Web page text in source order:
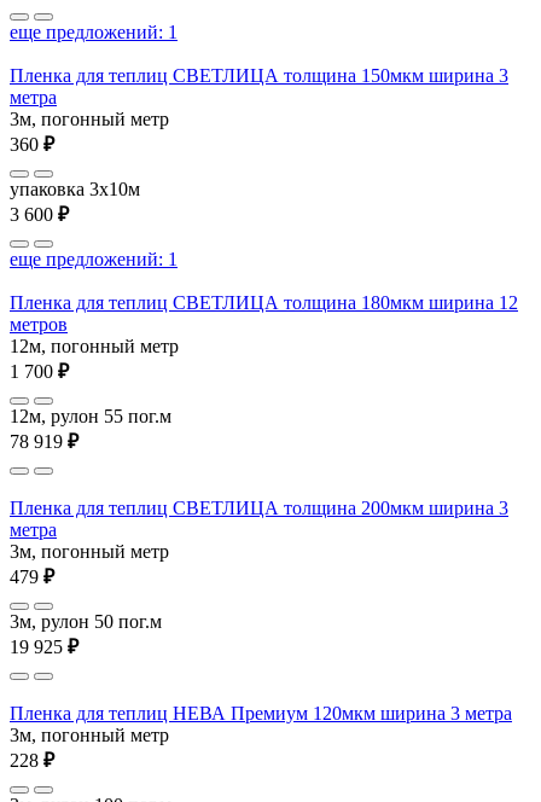
еще предложений: 1
Пленка для теплиц СВЕТЛИЦА толщина 150мкм ширина 3
метра
3м, погонный метр
360 ₽
упаковка 3x10м
3 600 ₽
еще предложений: 1
Пленка для теплиц СВЕТЛИЦА толщина 180мкм ширина 12
метров
12м, погонный метр
1 700 ₽
12м, рулон 55 пог.м
78 919 ₽
Пленка для теплиц СВЕТЛИЦА толщина 200мкм ширина 3
метра
3м, погонный метр
479 ₽
3м, рулон 50 пог.м
19 925 ₽
Пленка для теплиц НЕВА Премиум 120мкм ширина 3 метра
3м, погонный метр
228 ₽